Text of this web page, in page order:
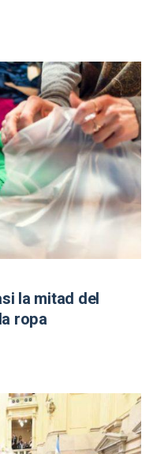
la mitad del
ropa